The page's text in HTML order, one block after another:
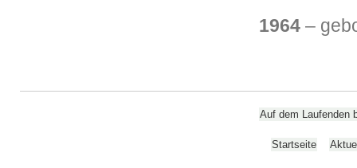
1964 –
Auf dem Laufenden
Startseite